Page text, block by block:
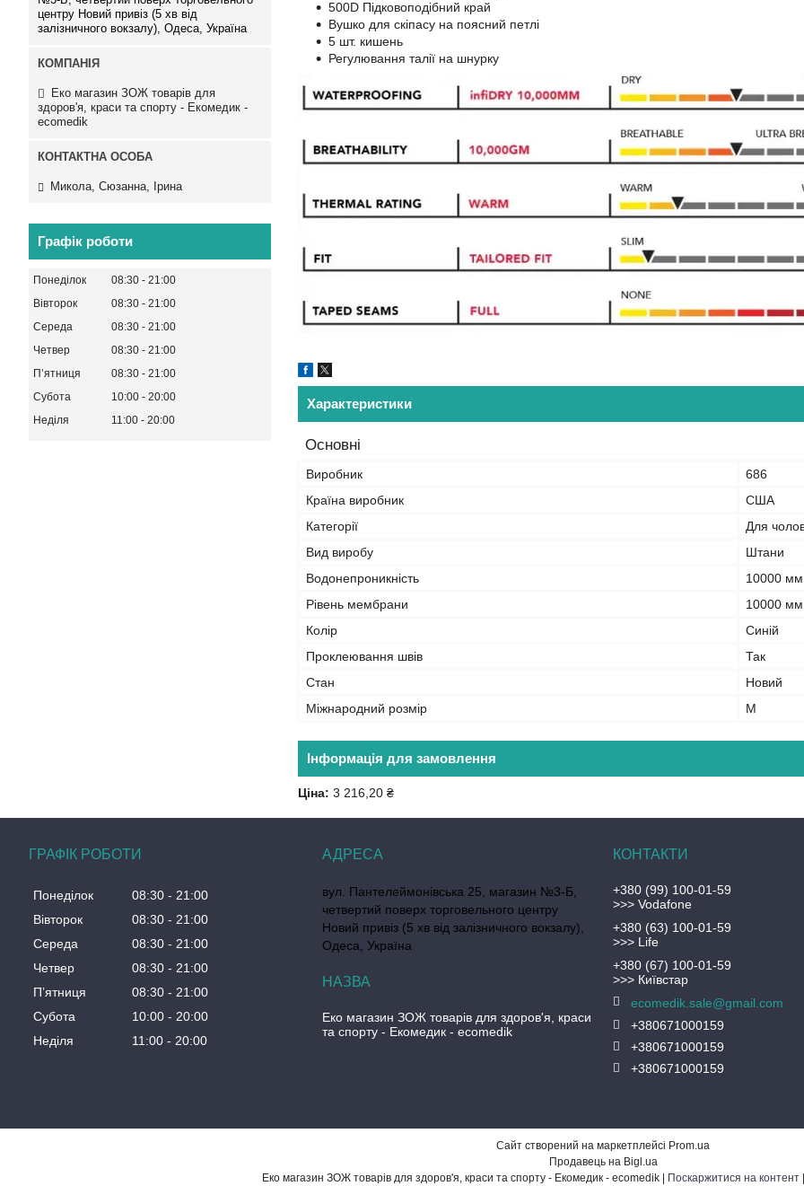
500D Підковоподібний край
Вушко для скіпасу на поясний петлі
5 шт. кишень
Регулювання талії на шнурку
Характеристики
Основні
Виробник
686
Країна виробник
США
Категорії
Для
Вид виробу
Штани
Водонепроникність
10000 мм
Рівень мембрани
10000 мм
Колір
Синій
Проклеювання швів
Так
Стан
Новий
Міжнародний розмір
M
Інформація для замовлення
Ціна: 3 216,20 ₴
центру Новий привіз (5 хв від
залізничного вокзалу), Одеса, Україна
Еко магазин ЗОЖ товарів для
здоров'я, краси та спорту - Екомедик -
ecomedik
Микола, Сюзанна, Ірина
Графік роботи
Понеділок 08:30
21:00
Вівторок
08:30
21:00
Середа
08:30
21:00
Четвер
08:30
21:00
Пʼятниця
08:30
21:00
Субота
10:00
20:00
Неділя
11:00 20:00
ГРАФІК РОБОТИ
Понеділок 08:30
21:00
Вівторок
08:30
21:00
Середа
08:30
21:00
Четвер
08:30
21:00
Пʼятниця
08:30
21:00
Субота
10:00
20:00
Неділя
11:00 20:00
вул. Пантелеймонівська 25, магазин №3-Б,
четвертий поверх торговельного центру
Новий привіз (5 хв від залізничного вокзалу),
Одеса, Україна
Еко магазин ЗОЖ товарів для здоров'я, краси
та спорту - Екомедик - ecomedik
+380 (99) 100-01-59
>>> Vodafone
+380 (63) 100-01-59
>>> Life
+380 (67) 100-01-59
>>> Київстар
ecomedik.sale@gmail.com
+380671000159
+380671000159
+380671000159
Сайт створений на маркетплейсі Prom.ua
Продавець на Bigl.ua
Поскаржитися на контент